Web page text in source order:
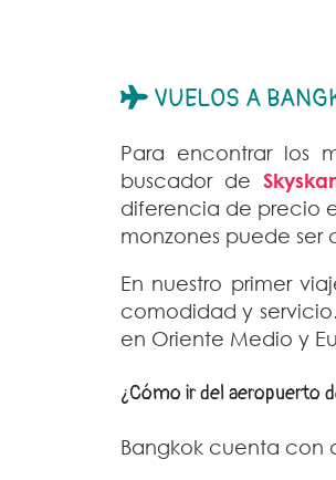
VUELOS A
Para encontrar los
buscador de
diferencia de precio
monzones puede ser
En nuestro primer
comodidad y
en Oriente Medio y
¿Cómo ir del aeropuerto
Bangkok cuenta con